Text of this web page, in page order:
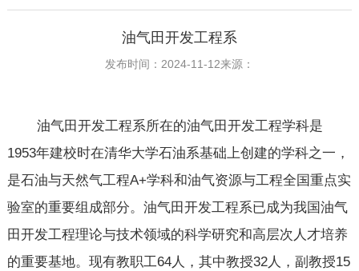
油气田开发工程系
发布时间：2024-11-12来源：
油气田开发工程系所在的油气田开发工程学科是
1953年建校时在清华大学石油系基础上创建的学科之一，
是石油与天然气工程A+学科和油气资源与工程全国重点实
验室的重要组成部分。油气田开发工程系已成为我国油气
田开发工程理论与技术领域的科学研究和高层次人才培养
的重要基地。现有教职工64人，其中教授32人，副教授15